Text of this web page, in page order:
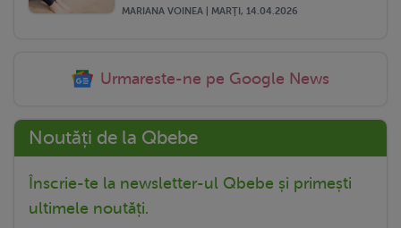
MARIANA VOINEA | MARŢI, 14.04.2026
Urmareste-ne pe Google News
Noutăți de la Qbebe
Înscrie-te la newsletter-ul Qbebe și primești
ultimele noutăți.